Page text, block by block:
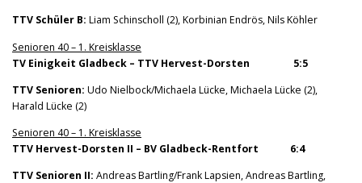
TTV Schüler B: Liam Schinscholl (2), Korbinian Endrös, Nils Köhler
Senioren 40 – 1. Kreisklasse
TV Einigkeit Gladbeck – TTV Hervest-Dorsten 5:5
TTV Senioren: Udo Nielbock/Michaela Lücke, Michaela Lücke (2),
Harald Lücke (2)
Senioren 40 – 1. Kreisklasse
TTV Hervest-Dorsten II – BV Gladbeck-Rentfort 6:4
TTV Senioren II: Andreas Bartling/Frank Lapsien, Andreas Bartling,